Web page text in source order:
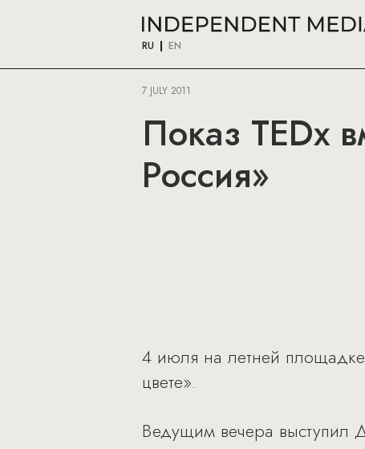
RU EN
7 JULY 2011
Показ TEDx
Россия»
4 июля на летней площадке
цвете».
Ведущим вечера выступил